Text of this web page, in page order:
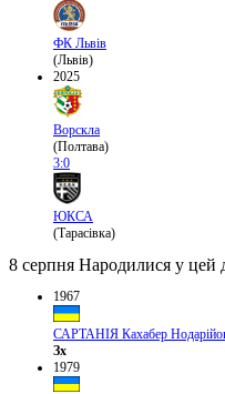
ФК Львів
(Львів)
2025
Ворскла
(Полтава)
3:0
ЮКСА
(Тарасівка)
8 серпня Народилися у цей
1967
САРТАНІЯ Кахабер
Зх
1979